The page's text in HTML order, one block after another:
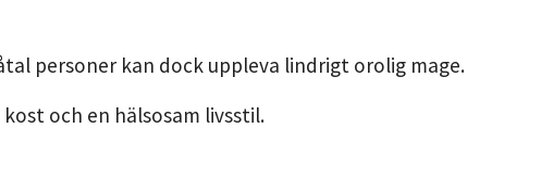
personer kan dock uppleva lindrigt orolig mage.
och en hälsosam livsstil.